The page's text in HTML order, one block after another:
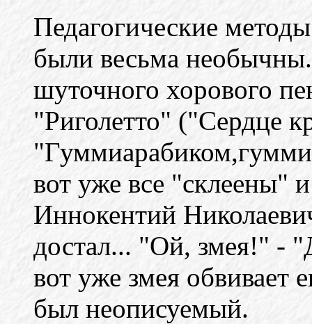
Педагогические
были весьма
шуточного хорового
"Риголетто" ("Сердце
вот уже все
Иннокентий
достал... "Ой, змея!" -
вот уже змея обвивает
был неописуемый.